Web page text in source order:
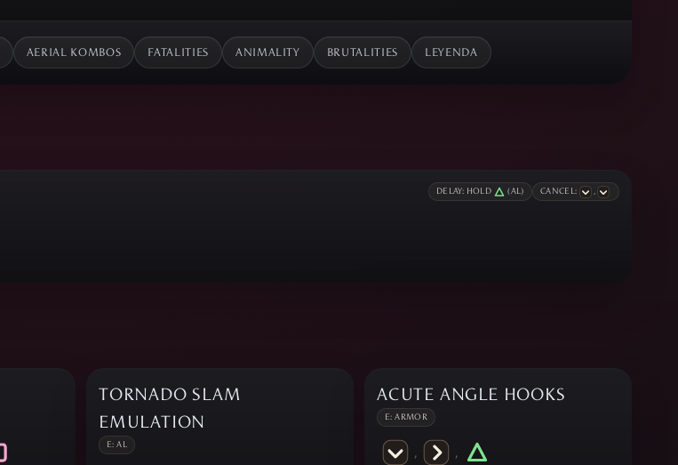
AERIAL KOMBOS FATALITIES ANIMALITY BRUTALITIES LEYENDA
DELAY: HOLD (AL) CANCEL: ,
TORNADO SLAM
EMULATION
E: AL
ACUTE ANGLE HOOKS
E: ARMOR
, ,